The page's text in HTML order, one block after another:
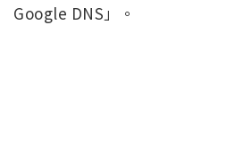
Google DNS」。